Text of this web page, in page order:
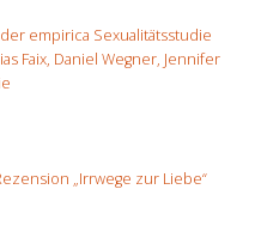
empirica Sexualitätsstudie
Faix, Daniel Wegner, Jennifer
„Irrwege zur Liebe“